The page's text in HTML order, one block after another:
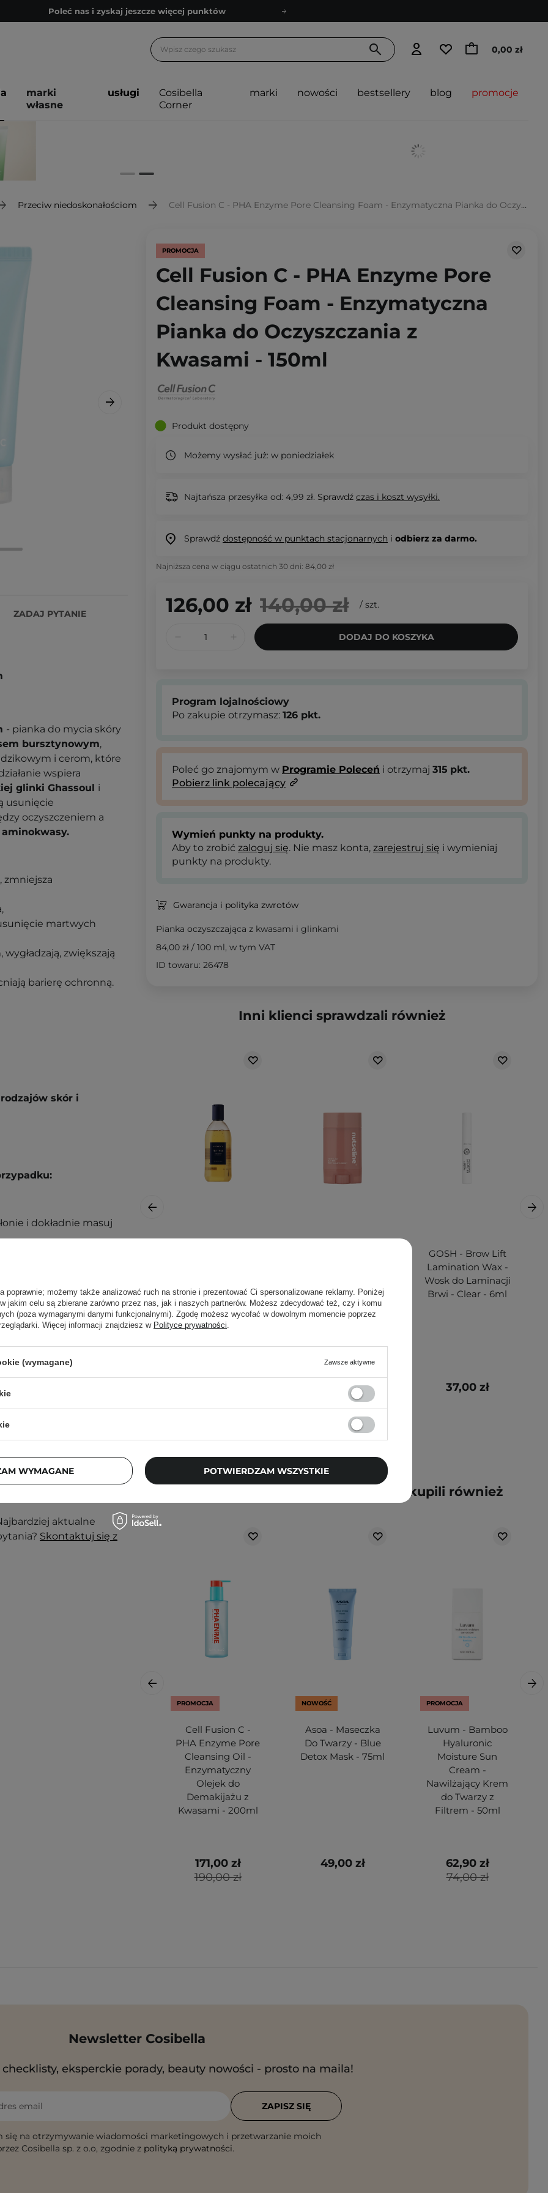
Poleć nas i zyskaj jeszcze więcej punktów
Bezpłatne konsultacje kosmetologiczne
Poleć nas i zyskaj jeszcze więcej punktów
0,00 zł
marki
własne
usługi
Cosibella
Corner
marki nowości bestsellery blog promocje
Przeciw niedoskonałościom Cell Fusion C - PHA Enzyme Pore Cleansing Foam - Enzymatyczna Pianka do Oczyszczania z Kwasami - 150ml
ZADAJ PYTANIE
- pianka do mycia skóry
bursztynowym,
i cerom, które
wspiera
glinki Ghassoul i
usunięcie
oczyszczeniem a
aminokwasy.
zmniejsza
martwych
zwiększają
barierę ochronną.
skór i
i dokładnie masuj
Zajrzyj do naszego
podrażnienia,
w zacienionym
nie wpłyną na
aktualne
Skontaktuj się z
PROMOCJA
Cell Fusion C - PHA Enzyme Pore
Cleansing Foam - Enzymatyczna
Pianka do Oczyszczania z
Kwasami - 150ml
Produkt dostępny
Możemy wysłać już: w poniedziałek
Najtańsza przesyłka od: 4,99 zł. Sprawdź czas i koszt wysyłki.
Sprawdź dostępność w punktach stacjonarnych i odbierz za darmo.
Najniższa cena w ciągu ostatnich 30 dni: 84,00 zł
126,00 zł 140,00 zł / szt.
DODAJ DO KOSZYKA
Program lojalnościowy
Po zakupie otrzymasz: 126 pkt.
Poleć go znajomym w Programie Poleceń i otrzymaj 315 pkt.
Pobierz link polecający
Wymień punkty na produkty.
Aby to zrobić zaloguj się. Nie masz konta, zarejestruj się i wymieniaj
punkty na produkty.
Gwarancja i polityka zwrotów
Pianka oczyszczająca z kwasami i glinkami
84,00 zł / 100 ml, w tym VAT
ID towaru: 26478
Inni klienci sprawdzali również
Oczyszczający
Szampon z
Olejkiem z Drzewa
400ml
Ujędrniające
Serum do Ciała -
60ml
78,00 zł
GOSH - Brow Lift
Lamination Wax -
Wosk do Laminacji
Brwi - Clear - 6ml
37,00 zł
Klienci, którzy kupili ten produkt, kupili również
PROMOCJA
Cell Fusion C -
PHA Enzyme Pore
Cleansing Oil -
Enzymatyczny
Olejek do
Demakijażu z
Kwasami - 200ml
190,00 zł
171,00 zł
NOWOŚĆ
Asoa - Maseczka
Do Twarzy - Blue
Detox Mask - 75ml
49,00 zł
PROMOCJA
Luvum - Bamboo
Hyaluronic
Moisture Sun
Cream -
Nawilżający Krem
do Twarzy z
Filtrem - 50ml
74,00 zł
62,90 zł
Newsletter Cosibella
eksperckie porady, beauty nowości - prosto na maila!
email
się na otrzymywanie wiadomości marketingowych i przetwarzanie moich
Cosibella sp. z o.o, zgodnie z polityką prywatności.
ZAPISZ SIĘ
poprawnie; możemy także analizować ruch na stronie i prezentować Ci spersonalizowane reklamy. Poniżej
jakim celu są zbierane zarówno przez nas, jak i naszych partnerów. Możesz zdecydować też, czy i komu
(poza wymaganymi danymi funkcjonalnymi). Zgodę możesz wycofać w dowolnym momencie poprzez
Więcej informacji znajdziesz w Polityce prywatności.
(wymagane) Zawsze aktywne
WYMAGANE POTWIERDZAM WSZYSTKIE